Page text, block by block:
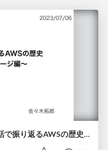
Storage-JAWS第0回 昔話で振り返るAWSの歴史 ～ストレージ編～